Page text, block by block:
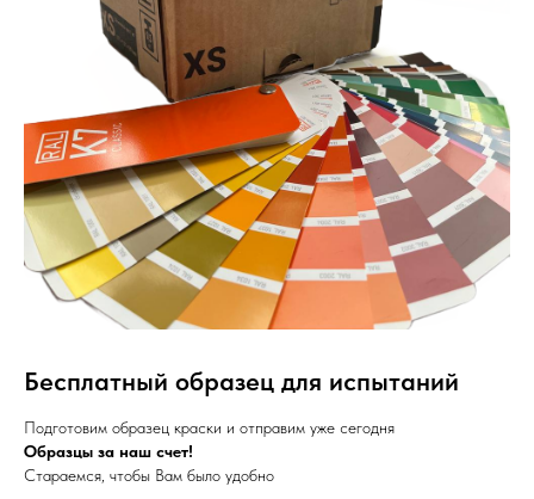
Бесплатный образец для испытаний
Подготовим образец краски и отправим уже сегодня
Образцы за наш счет!
Стараемся, чтобы Вам было удобно